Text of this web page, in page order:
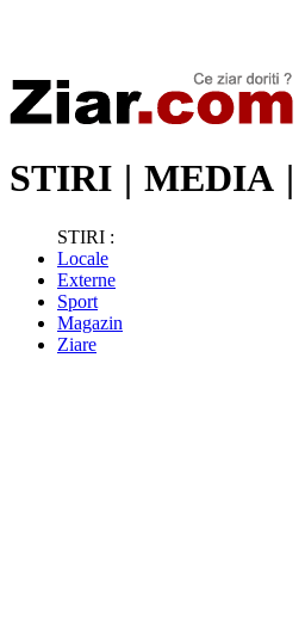
STIRI | MEDIA |
STIRI :
Locale
Externe
Sport
Magazin
Ziare